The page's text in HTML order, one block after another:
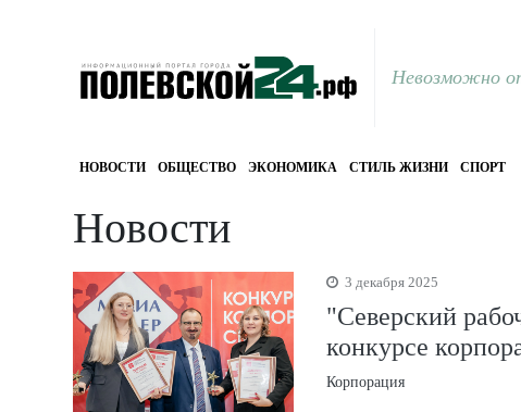
Невозможно
НОВОСТИ ОБЩЕСТВО ЭКОНОМИКА СТИЛЬ ЖИЗНИ СПОРТ
Новости
3 декабря 2025
"Северский
конкурсе
Корпорация